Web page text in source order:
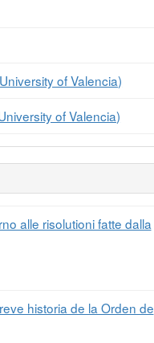
of Valencia)
of Valencia)
alle risolutioni fatte dalla
historia de la Orden de